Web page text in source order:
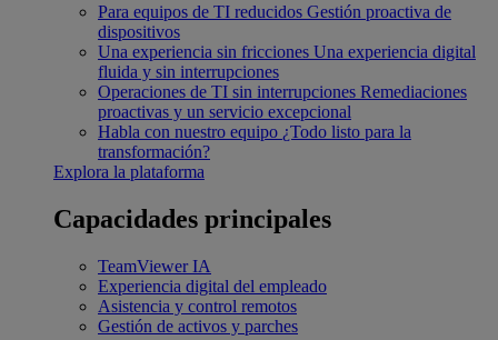
Para equipos de TI reducidos Gestión proactiva de
dispositivos
Una experiencia sin fricciones Una experiencia digital
fluida y sin interrupciones
Operaciones de TI sin interrupciones Remediaciones
proactivas y un servicio excepcional
Habla con nuestro equipo ¿Todo listo para la
transformación?
Explora la plataforma
Capacidades principales
TeamViewer IA
Experiencia digital del empleado
Asistencia y control remotos
Gestión de activos y parches